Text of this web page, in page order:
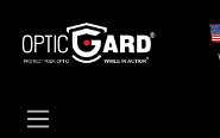
Přejít na hlavní obsah